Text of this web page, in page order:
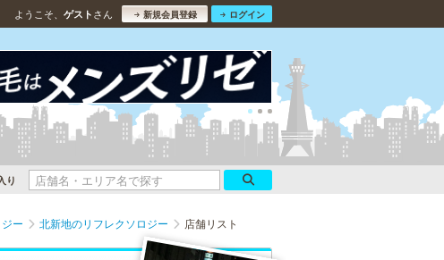
ようこそ、 ゲスト さん 新規会員登録 ログイン
り
ー 北新地のリフレクソロジー 店舗リスト